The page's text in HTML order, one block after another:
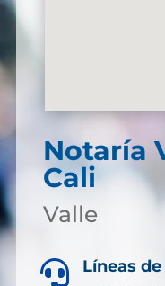
Notaría
Cali
Valle
 Líneas